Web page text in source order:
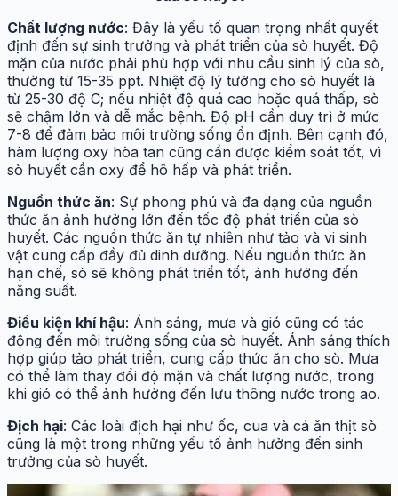
Chất lượng nước: Đây là yếu tố quan trọng nhất quyết
định đến sự sinh trưởng và phát triển của sò huyết. Độ
mặn của nước phải phù hợp với nhu cầu sinh lý của sò,
thường từ 15-35 ppt. Nhiệt độ lý tưởng cho sò huyết là
từ 25-30 độ C; nếu nhiệt độ quá cao hoặc quá thấp, sò
sẽ chậm lớn và dễ mắc bệnh. Độ pH cần duy trì ở mức
7-8 để đảm bảo môi trường sống ổn định. Bên cạnh đó,
hàm lượng oxy hòa tan cũng cần được kiểm soát tốt, vì
sò huyết cần oxy để hô hấp và phát triển.
Nguồn thức ăn: Sự phong phú và đa dạng của nguồn
thức ăn ảnh hưởng lớn đến tốc độ phát triển của sò
huyết. Các nguồn thức ăn tự nhiên như tảo và vi sinh
vật cung cấp đầy đủ dinh dưỡng. Nếu nguồn thức ăn
hạn chế, sò sẽ không phát triển tốt, ảnh hưởng đến
năng suất.
Điều kiện khí hậu: Ánh sáng, mưa và gió cũng có tác
động đến môi trường sống của sò huyết. Ánh sáng thích
hợp giúp tảo phát triển, cung cấp thức ăn cho sò. Mưa
có thể làm thay đổi độ mặn và chất lượng nước, trong
khi gió có thể ảnh hưởng đến lưu thông nước trong ao.
Địch hại: Các loài địch hại như ốc, cua và cá ăn thịt sò
cũng là một trong những yếu tố ảnh hưởng đến sinh
trưởng của sò huyết.